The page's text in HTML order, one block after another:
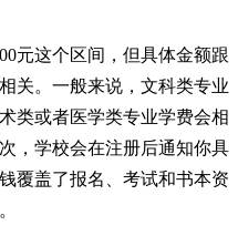
元这个区间，但具体金额跟
关。一般来说，文科类专业
类或者医学类专业学费会相
，学校会在注册后通知你具
覆盖了报名、考试和书本资